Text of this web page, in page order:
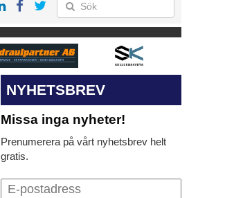
NYHETSBREV
Missa inga nyheter!
Prenumerera på vårt nyhetsbrev helt
gratis.